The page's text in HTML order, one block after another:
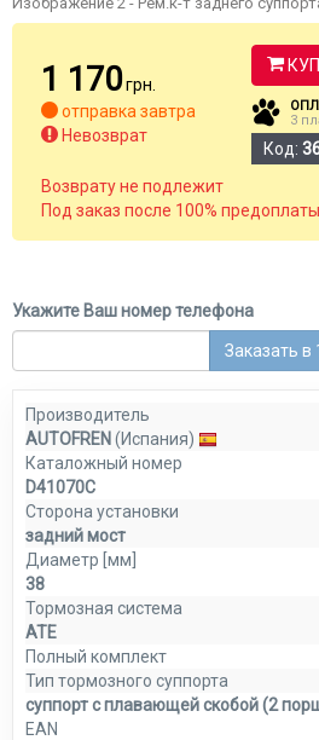
1 170грн.
отправка завтра
Невозврат
3
Код:
Возврату не подлежит
Под заказ после 100% предоплаты
Укажите Ваш номер телефона
Заказать в
Производитель
AUTOFREN(Испания)
Каталожный номер
D41070C
Сторона установки
задний мост
Диаметр [мм]
38
Тормозная система
ATE
Полный комплект
Тип тормозного суппорта
суппорт с плавающей скобой (2
EAN